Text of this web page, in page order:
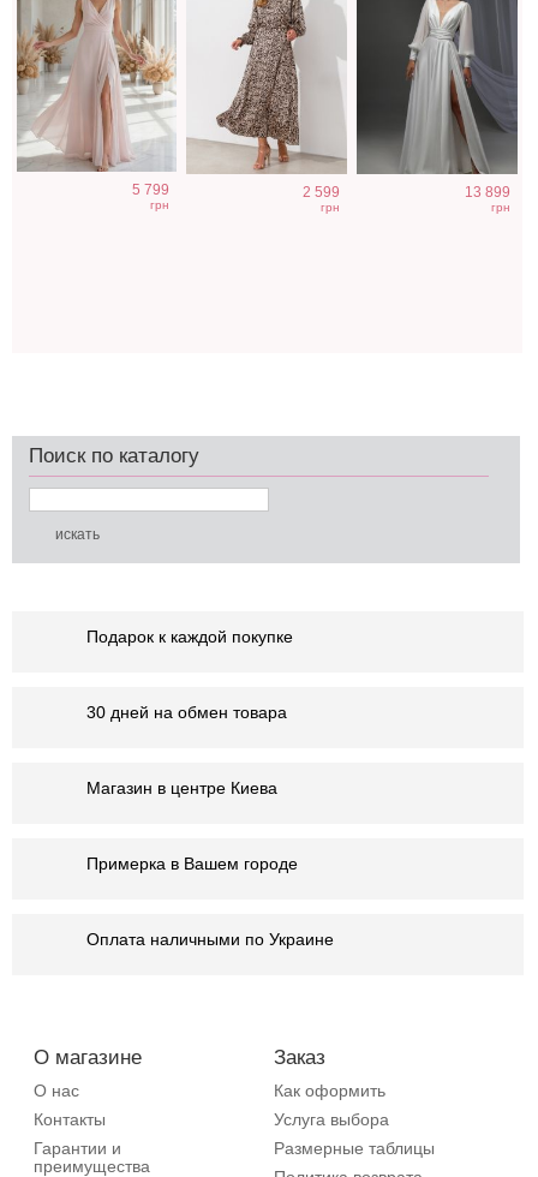
5 799
грн
2 599
грн
13 899
грн
Поиск по каталогу
Подарок к каждой покупке
30 дней на обмен товара
Магазин в центре Киева
Примерка в Вашем городе
Оплата наличными по Украине
О магазине
О нас
Контакты
Гарантии и
преимущества
Заказ
Как оформить
Услуга выбора
Размерные таблицы